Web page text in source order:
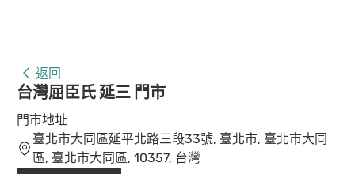
返回
台灣屈臣氏 延三 門市
門市地址
臺北市大同區延平北路三段33號, 臺北市, 臺北市大同
區, 臺北市大同區, 10357, 台灣